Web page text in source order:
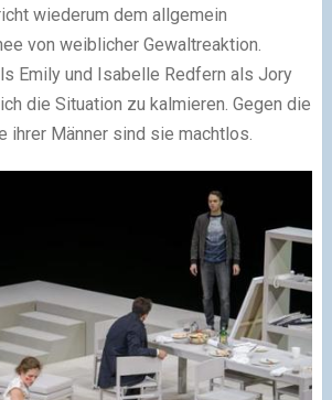
wiederum dem allgemein
von weiblicher Gewaltreaktion.
Emily und Isabelle Redfern als Jory
die Situation zu kalmieren. Gegen die
ihrer Männer sind sie machtlos.